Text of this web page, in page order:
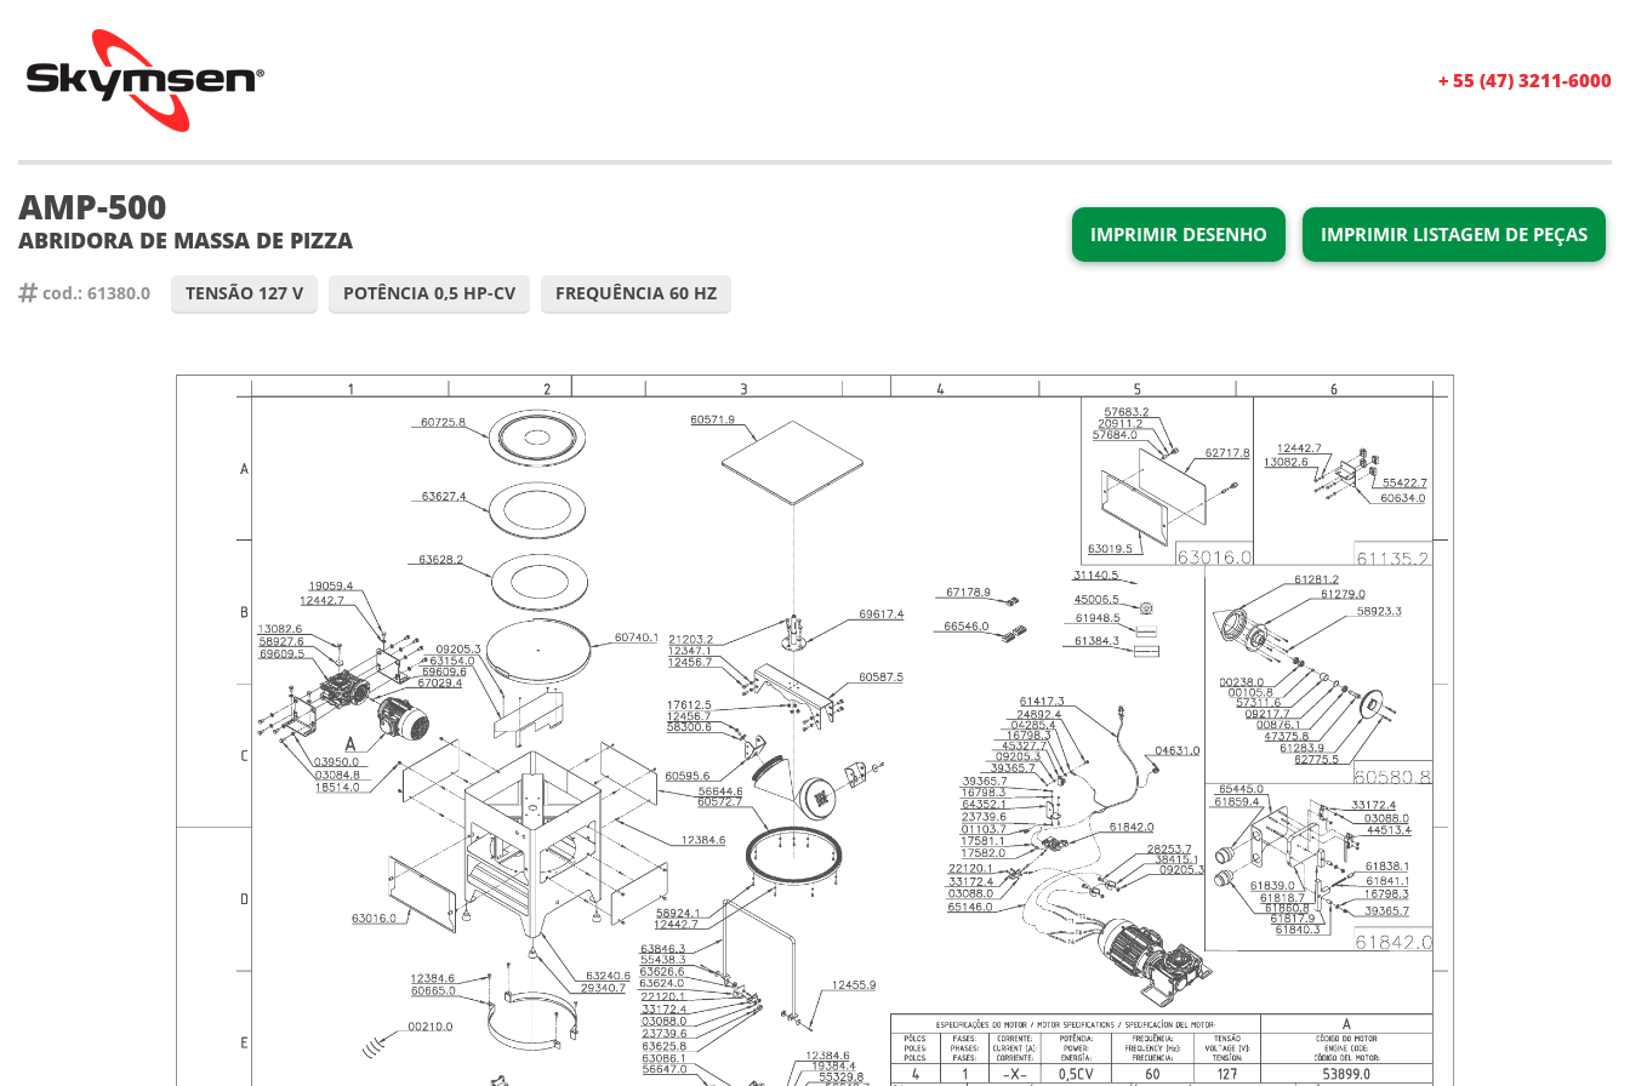
+ 55 (47) 3211-6000
IMPRIMIR DESENHO IMPRIMIR LISTAGEM DE PEÇAS
AMP-500
ABRIDORA DE MASSA DE PIZZA
cod.: 61380.0 TENSÃO 127 V POTÊNCIA 0,5 HP-CV FREQUÊNCIA 60 HZ